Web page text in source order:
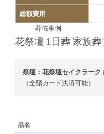
総額費用
葬儀事例
花祭壇 1日葬 家族葬
祭壇：花祭壇セイクラーク
（全額カード決済可能）
品名